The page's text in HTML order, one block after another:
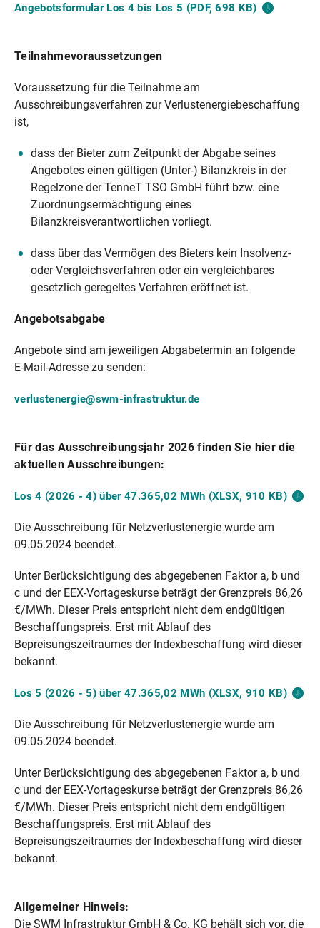
Angebotsformular Los 4 bis Los 5 (PDF, 698 KB)
Teilnahmevoraussetzungen
Voraussetzung für die Teilnahme am
Ausschreibungsverfahren zur Verlustenergiebeschaffung
ist,
dass der Bieter zum Zeitpunkt der Abgabe seines
Angebotes einen gültigen (Unter-) Bilanzkreis in der
Regelzone der TenneT TSO GmbH führt bzw. eine
Zuordnungsermächtigung eines
Bilanzkreisverantwortlichen vorliegt.
dass über das Vermögen des Bieters kein Insolvenz-
oder Vergleichsverfahren oder ein vergleichbares
gesetzlich geregeltes Verfahren eröffnet ist.
Angebotsabgabe
Angebote sind am jeweiligen Abgabetermin an folgende
E-Mail-Adresse zu senden:
verlustenergie@swm-infrastruktur.de
Für das Ausschreibungsjahr 2026 finden Sie hier die
aktuellen Ausschreibungen:
Los 4 (2026 - 4) über 47.365,02 MWh (XLSX, 910 KB)
Die Ausschreibung für Netzverlustenergie wurde am
09.05.2024 beendet.
Unter Berücksichtigung des abgegebenen Faktor a, b und
c und der EEX-Vortageskurse beträgt der Grenzpreis 86,26
€/MWh. Dieser Preis entspricht nicht dem endgültigen
Beschaffungspreis. Erst mit Ablauf des
Bepreisungszeitraumes der Indexbeschaffung wird dieser
bekannt.
Los 5 (2026 - 5) über 47.365,02 MWh (XLSX, 910 KB)
Die Ausschreibung für Netzverlustenergie wurde am
09.05.2024 beendet.
Unter Berücksichtigung des abgegebenen Faktor a, b und
c und der EEX-Vortageskurse beträgt der Grenzpreis 86,26
€/MWh. Dieser Preis entspricht nicht dem endgültigen
Beschaffungspreis. Erst mit Ablauf des
Bepreisungszeitraumes der Indexbeschaffung wird dieser
bekannt.
Allgemeiner Hinweis:
Die SWM Infrastruktur GmbH & Co. KG behält sich vor, die